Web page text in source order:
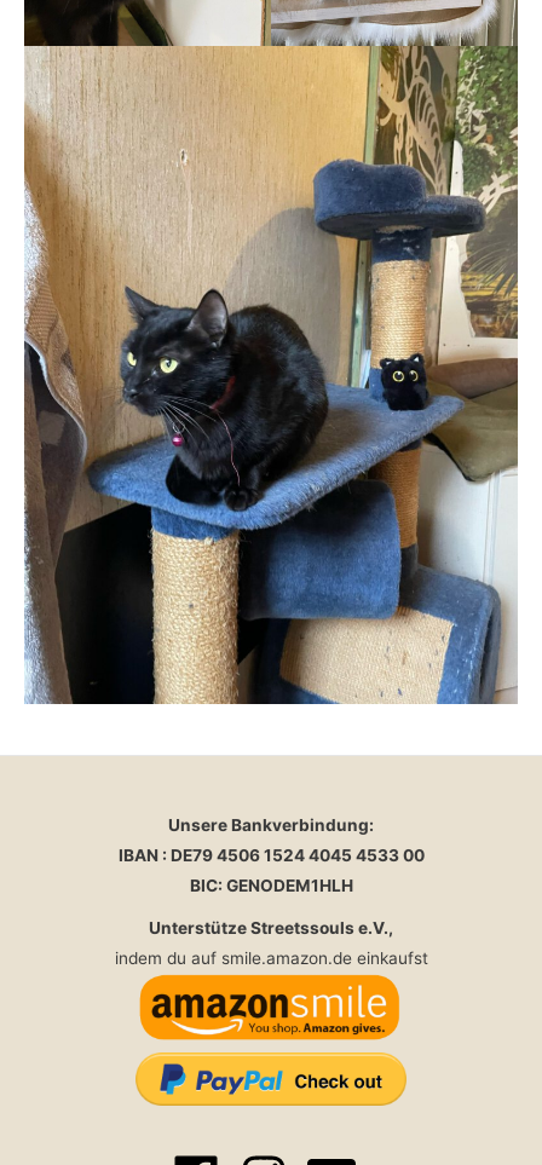
Unsere Bankverbindung:
IBAN : DE79 4506 1524 4045 4533 00
BIC: GENODEM1HLH
Unterstütze Streetssouls e.V.,
indem du auf smile.amazon.de einkaufst